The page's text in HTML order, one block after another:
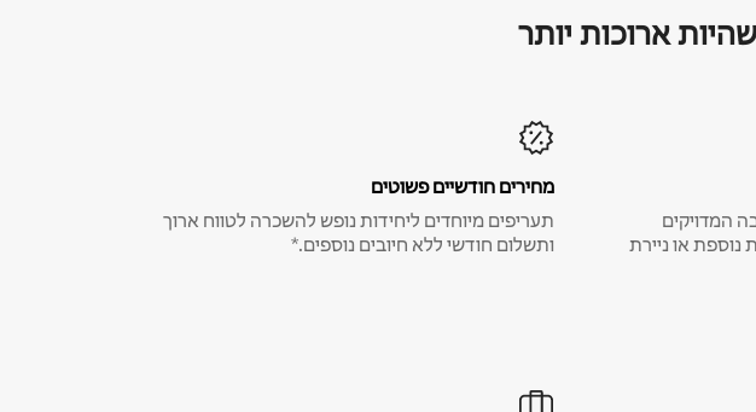
ארוכות יותר
המדויקים
נוספת או ניירת
מחירים חודשיים פשוטים
תעריפים מיוחדים ליחידות נופש להשכרה לטווח ארוך
ותשלום חודשי ללא חיובים נוספים.*